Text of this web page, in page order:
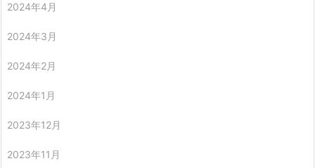
2024年4月
2024年3月
2024年2月
2024年1月
2023年12月
2023年11月